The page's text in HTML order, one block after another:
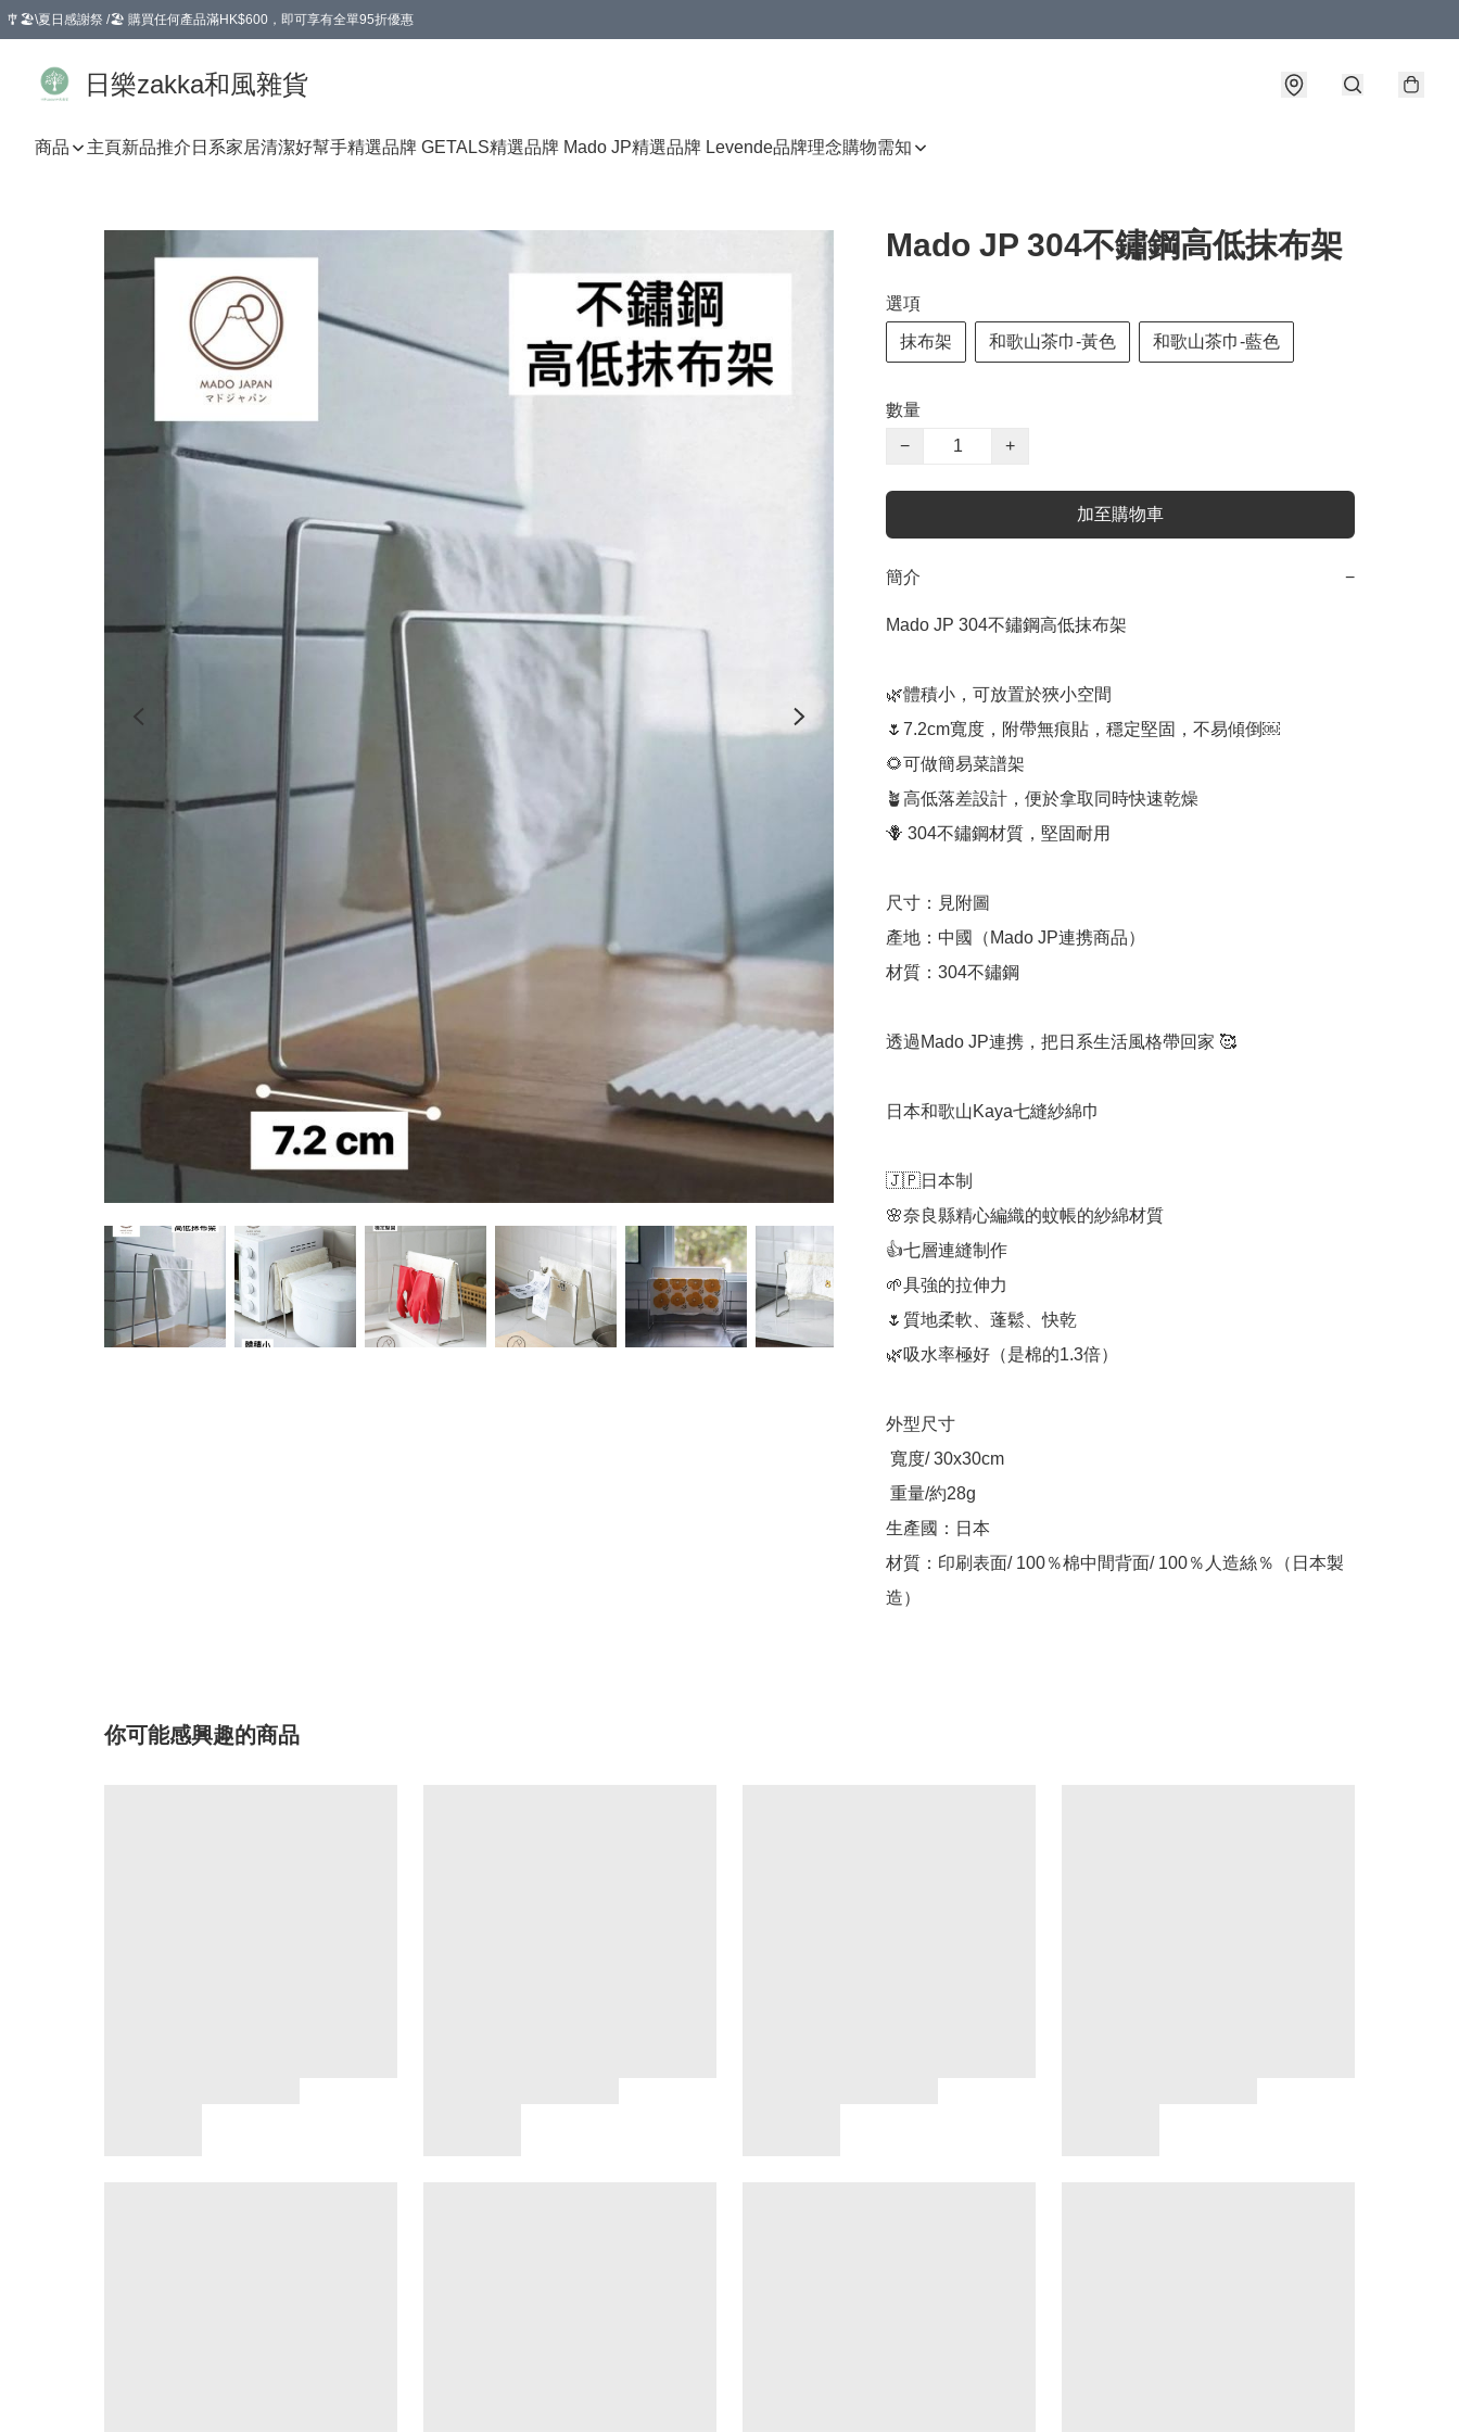
🎐🏖️\夏日感謝祭 /🏖️ 購買任何產品滿HK$600，即可享有全單95折優惠
日樂zakka和風雜貨
商品 主頁新品推介 日系家居清潔好幫手精選品牌 GETALS精選品牌 Mado JP精選品牌 Levende品牌理念購物需知
Mado JP 304不鏽鋼高低抹布架
選項
抹布架 和歌山茶巾-黃色 和歌山茶巾-藍色
數量
−
+
加至購物車
簡介 −
Mado JP 304不鏽鋼高低抹布架
🌿體積小，可放置於狹小空間
🌷7.2cm寬度，附帶無痕貼，穩定堅固，不易傾倒￼
🌻可做簡易菜譜架
🪴高低落差設計，便於拿取同時快速乾燥
🪻 304不鏽鋼材質，堅固耐用
尺寸：見附圖
產地：中國（Mado JP連携商品）
材質：304不鏽鋼
透過Mado JP連携，把日系生活風格帶回家 🥰
日本和歌山Kaya七縫紗綿巾
🇯🇵日本制
🌸奈良縣精心編織的蚊帳的紗綿材質
👍七層連縫制作
🌱具強的拉伸力
🌷質地柔軟、蓬鬆、快乾
🌿吸水率極好（是棉的1.3倍）
外型尺寸
生產國：日本
材質：印刷表面/ 100％棉中間背面/ 100％人造絲％（日本製
你可能感興趣的商品